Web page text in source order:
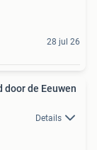
28 jul 26
door de Eeuwen
Details